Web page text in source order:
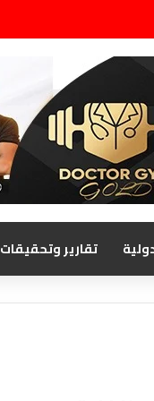
تقارير وتحقيقات